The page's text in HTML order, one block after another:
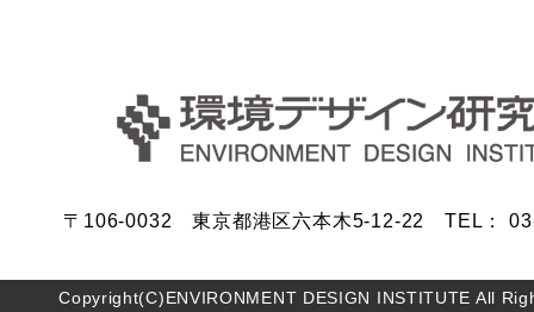
〒106-0032 東京都港区六本木5-12-22 TEL：
Copyright(C)ENVIRONMENT DESIGN INSTITUTE All